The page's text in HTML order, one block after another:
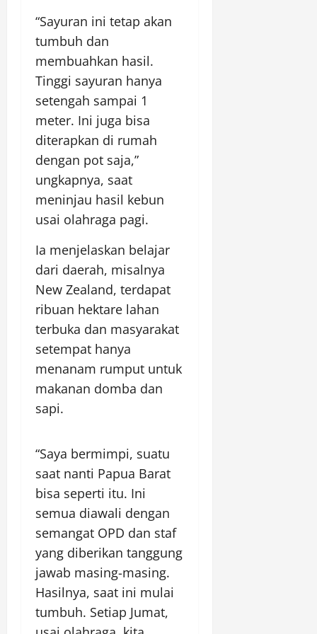
“Sayuran ini tetap akan
tumbuh dan
membuahkan hasil.
Tinggi sayuran hanya
setengah sampai 1
meter. Ini juga bisa
diterapkan di rumah
dengan pot saja,”
ungkapnya, saat
meninjau hasil kebun
usai olahraga pagi.
Ia menjelaskan belajar
dari daerah, misalnya
New Zealand, terdapat
ribuan hektare lahan
terbuka dan masyarakat
setempat hanya
menanam rumput untuk
makanan domba dan
sapi.
“Saya bermimpi, suatu
saat nanti Papua Barat
bisa seperti itu. Ini
semua diawali dengan
semangat OPD dan staf
yang diberikan tanggung
jawab masing-masing.
Hasilnya, saat ini mulai
tumbuh. Setiap Jumat,